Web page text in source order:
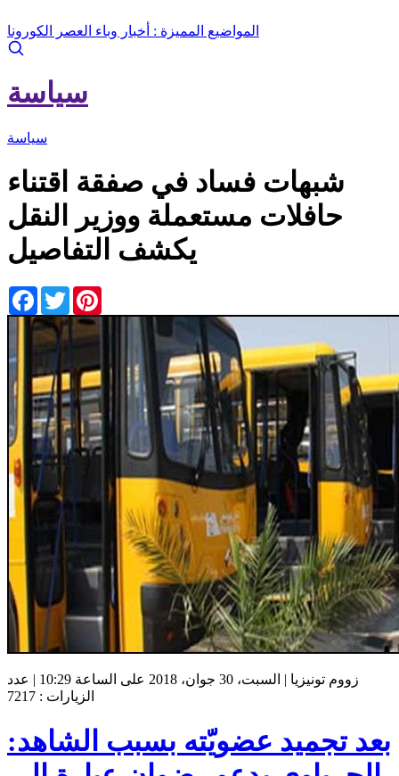
المواضيع المميزة : أخبار وباء العصر الكورونا
سياسة
سياسة
شبهات فساد في صفقة اقتناء
حافلات مستعملة ووزير النقل
يكشف التفاصيل
Facebook
Twitter
زووم تونيزيا | السبت، 30 جوان، 2018 على الساعة 10:29 | عدد
الزيارات : 7217
بعد تجميد عضويّته بسبب الشاهد: